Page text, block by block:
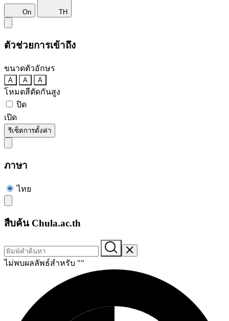
On TH
ตัวช่วยการเข้าถึง
ขนาดตัวอักษร
A A A
โหมดสีตัดกันสูง
ปิด
เปิด
รีเซ็ตการตั้งค่า
ภาษา
ไทย
สืบค้น Chula.ac.th
ไม่พบผลลัพธ์สำหรับ ""